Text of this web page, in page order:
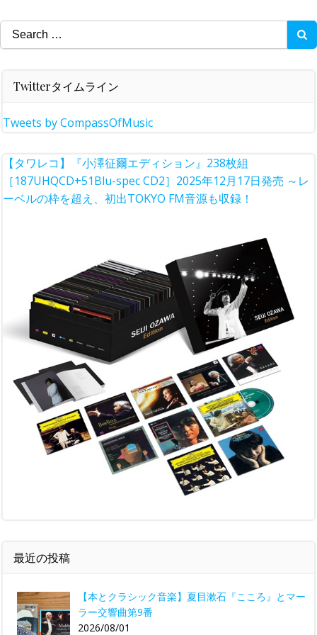
Search
for:
Twitterタイムライン
Tweets by CompassOfMusic
【タワレコ】『小澤征爾エディション』238枚組
［187UHQCD+51Blu-spec CD2］2025年12月17日発売 ～レ
ーベルの枠を超え、初出TOKYO FM音源も収録！
最近の投稿
【本とクラシック音楽】夏目漱石『こころ』とマー
ラー交響曲第9番
2026/08/01